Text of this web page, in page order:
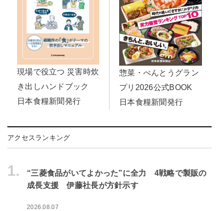
現場で役立つ 災害時炊
き出しハンドブック
日本食糧新聞発行
惣菜・べんとうグラン
プリ2026公式BOOK
日本食糧新聞発行
アクセスランキング
1.
“三菱食品がいてよかった”に全力 4戦略で製販の
成長支援 伊藤社長が方針示す
2026.08.07